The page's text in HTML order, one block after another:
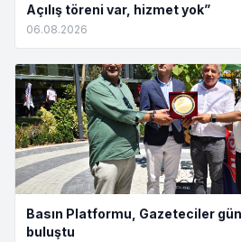
Açılış töreni var, hizmet yok”
06.08.2026
Basın Platformu, Gazeteciler
buluştu